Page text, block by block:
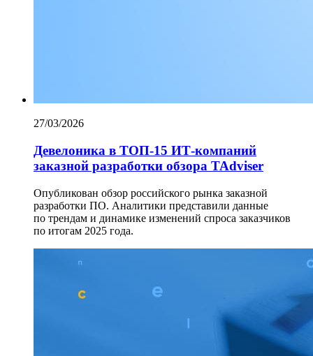
27/03/2026
Девелоника в ТОП-15 ИТ-компаний
заказной разработки обзора TAdviser
Опубликован обзор российского рынка заказной
разработки ПО. Аналитики представили данные
по трендам и динамике изменений спроса заказчиков
по итогам 2025 года.